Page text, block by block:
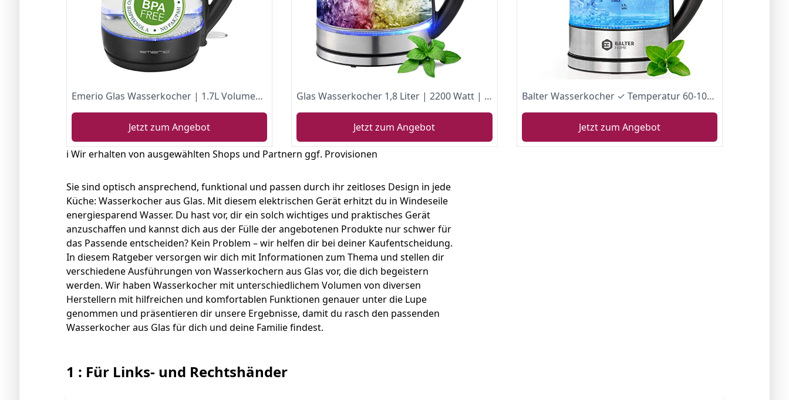
Emerio Glas Wasserkocher | 1.7L Volumen | BPA frei | aus bestem Borosilikatglas | 2200 Watt | blaue LED Innenbeleuchtung | Überhitzungsschutz | mit hochwertigem Edelstahl Heizelement | WK-123124
Jetzt zum Angebot
Glas Wasserkocher 1,8 Liter | 2200 Watt | Edelstahl mit Temperaturwahl | Teekocher | 100% BPA FREI | Warmhaltefunktion | LED Beleuchtung im Farbwechsel | Temperatureinstellung (40°C-100°C)
Jetzt zum Angebot
Balter Wasserkocher ✓ Temperatur 60-100C ✓ Warmhaltefunktion ✓ Edelstahl und Glas ✓ BPA FREI ✓ 1,7 Liter ✓ LED
Jetzt zum Angebot
ℹ️ Wir erhalten von ausgewählten Shops und Partnern ggf. Provisionen
Sie sind optisch ansprechend, funktional und passen durch ihr zeitloses Design in jede
Küche: Wasserkocher aus Glas. Mit diesem elektrischen Gerät erhitzt du in Windeseile
energiesparend Wasser. Du hast vor, dir ein solch wichtiges und praktisches Gerät
anzuschaffen und kannst dich aus der Fülle der angebotenen Produkte nur schwer für
das Passende entscheiden? Kein Problem – wir helfen dir bei deiner Kaufentscheidung.
In diesem Ratgeber versorgen wir dich mit Informationen zum Thema und stellen dir
verschiedene Ausführungen von Wasserkochern aus Glas vor, die dich begeistern
werden. Wir haben Wasserkocher mit unterschiedlichem Volumen von diversen
Herstellern mit hilfreichen und komfortablen Funktionen genauer unter die Lupe
genommen und präsentieren dir unsere Ergebnisse, damit du rasch den passenden
Wasserkocher aus Glas für dich und deine Familie findest.
1 : Für Links- und Rechtshänder